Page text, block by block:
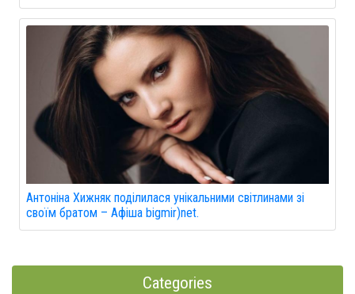
Антоніна Хижняк поділилася унікальними світлинами зі
своїм братом – Афіша bigmir)net.
Categories